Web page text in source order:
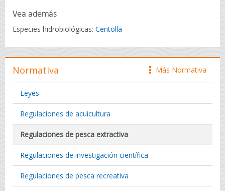
Vea además
Especies hidrobiológicas: Centolla
icono
Más Normativa
Normativa
Leyes
Regulaciones de acuicultura
Regulaciones de pesca extractiva
Regulaciones de investigación científica
Regulaciones de pesca recreativa